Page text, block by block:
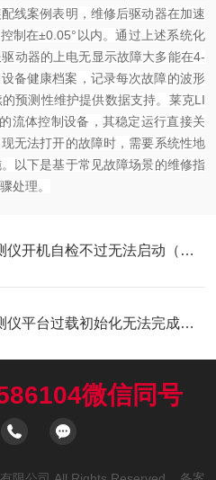
线案例表明，维修后驱动器在加速
制在±0.05°以内。通过上述系统化
动器的上电无显示故障大多能在4-
备健康档案，记录每次故障的波形
预测性维护提供数据支持。 莱克LI
流体控制设备，其稳定运行直接关
无法打开的故障时，需要系统性地
以下是基于常见故障场景的维修指
处理。
维修基恩士闪测仪开机自检不过无法启动（芯片级修理）
维修基恩士闪测仪平台过载初始化无法完成（常年修此故障）
微信同号